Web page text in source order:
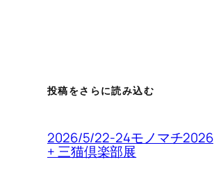
投稿をさらに読み込む
2026/5/22-24モノマチ2026
+ 三猫倶楽部展